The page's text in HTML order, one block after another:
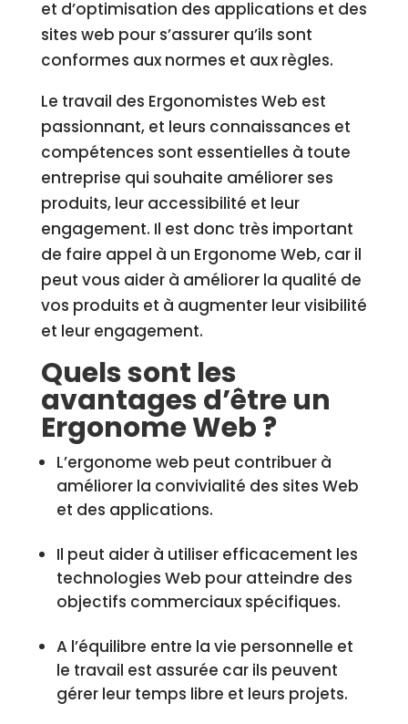
et d’optimisation des applications et des
sites web pour s’assurer qu’ils sont
conformes aux normes et aux règles.
Le travail des Ergonomistes Web est
passionnant, et leurs connaissances et
compétences sont essentielles à toute
entreprise qui souhaite améliorer ses
produits, leur accessibilité et leur
engagement. Il est donc très important
de faire appel à un Ergonome Web, car il
peut vous aider à améliorer la qualité de
vos produits et à augmenter leur visibilité
et leur engagement.
Quels sont les
avantages d’être un
Ergonome Web ?
L’ergonome web peut contribuer à
améliorer la convivialité des sites Web
et des applications.
Il peut aider à utiliser efficacement les
technologies Web pour atteindre des
objectifs commerciaux spécifiques.
A l’équilibre entre la vie personnelle et
le travail est assurée car ils peuvent
gérer leur temps libre et leurs projets.